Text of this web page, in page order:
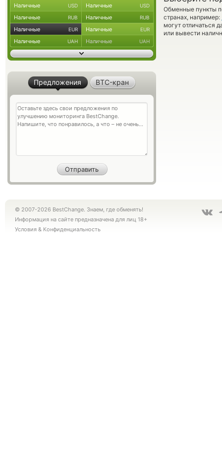
Обменные пункты
странах, например:
могут отличаться
или вывести
Наличные USD Наличные USD
Наличные RUB Наличные RUB
Наличные EUR Наличные EUR
Наличные UAH Наличные UAH
Предложения BTC-кран
© 2007-2026 BestChange. Знаем, где обменять!
Информация на сайте предназначена для лиц 18+
Условия & Конфиденциальность